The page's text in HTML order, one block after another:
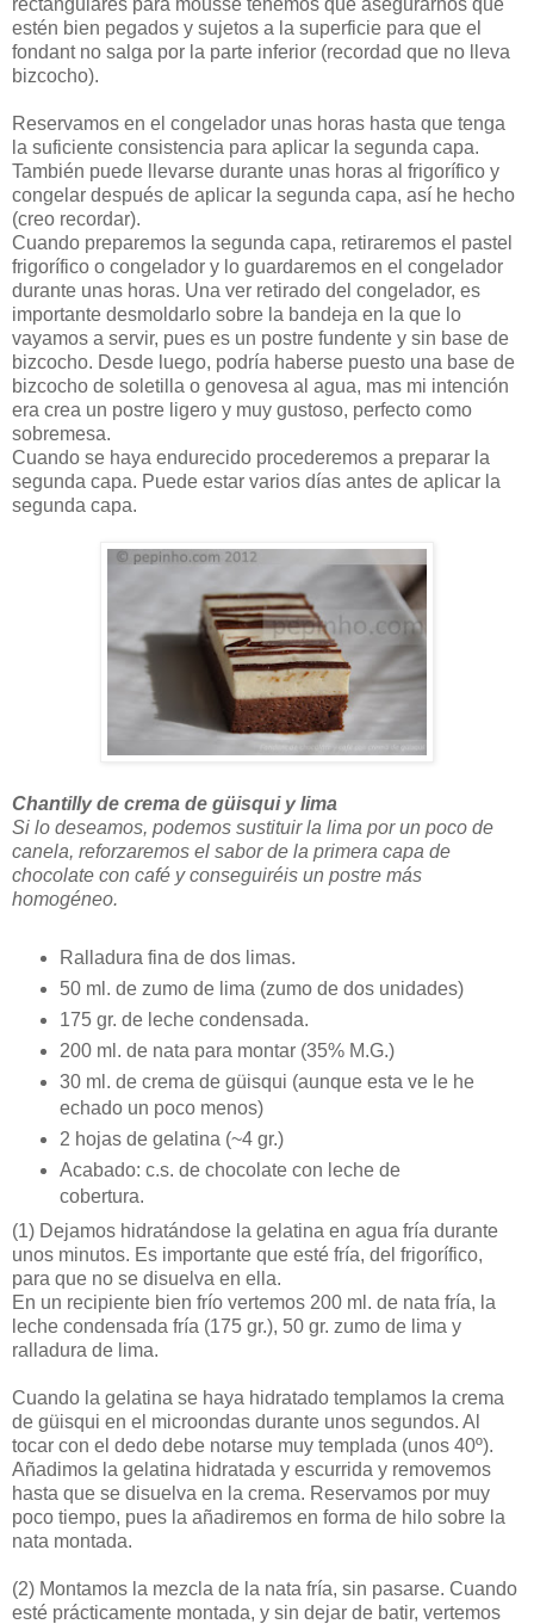
rectangulares para mousse tenemos que asegurarnos que
estén bien pegados y sujetos a la superficie para que el
fondant no salga por la parte inferior (recordad que no lleva
bizcocho).
Reservamos en el congelador unas horas hasta que tenga
la suficiente consistencia para aplicar la segunda capa.
También puede llevarse durante unas horas al frigorífico y
congelar después de aplicar la segunda capa, así he hecho
(creo recordar).
Cuando preparemos la segunda capa, retiraremos el pastel
frigorífico o congelador y lo guardaremos en el congelador
durante unas horas. Una ver retirado del congelador, es
importante desmoldarlo sobre la bandeja en la que lo
vayamos a servir, pues es un postre fundente y sin base de
bizcocho. Desde luego, podría haberse puesto una base de
bizcocho de soletilla o genovesa al agua, mas mi intención
era crea un postre ligero y muy gustoso, perfecto como
sobremesa.
Cuando se haya endurecido procederemos a preparar la
segunda capa. Puede estar varios días antes de aplicar la
segunda capa.
Chantilly de crema de güisqui y lima
Si lo deseamos, podemos sustituir la lima por un poco de
canela, reforzaremos el sabor de la primera capa de
chocolate con café y conseguiréis un postre más
homogéneo.
Ralladura fina de dos limas.
50 ml. de zumo de lima (zumo de dos unidades)
175 gr. de leche condensada.
200 ml. de nata para montar (35% M.G.)
30 ml. de crema de güisqui (aunque esta ve le he
echado un poco menos)
2 hojas de gelatina (~4 gr.)
Acabado: c.s. de chocolate con leche de
cobertura.
(1) Dejamos hidratándose la gelatina en agua fría durante
unos minutos. Es importante que esté fría, del frigorífico,
para que no se disuelva en ella.
En un recipiente bien frío vertemos 200 ml. de nata fría, la
leche condensada fría (175 gr.), 50 gr. zumo de lima y
ralladura de lima.
Cuando la gelatina se haya hidratado templamos la crema
de güisqui en el microondas durante unos segundos. Al
tocar con el dedo debe notarse muy templada (unos 40º).
Añadimos la gelatina hidratada y escurrida y removemos
hasta que se disuelva en la crema. Reservamos por muy
poco tiempo, pues la añadiremos en forma de hilo sobre la
nata montada.
(2) Montamos la mezcla de la nata fría, sin pasarse. Cuando
esté prácticamente montada, y sin dejar de batir, vertemos